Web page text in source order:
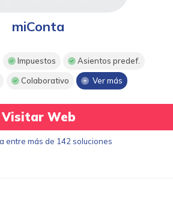
miConta
Impuestos Asientos predef.
Colaborativo Ver más
Visitar Web
entre más de 142 soluciones